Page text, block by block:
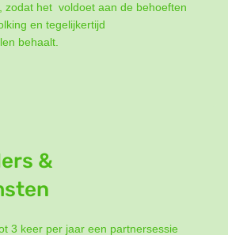
zodat het voldoet aan de behoeften
en tegelijkertijd
behaalt.
&
3 keer per jaar een partnersessie